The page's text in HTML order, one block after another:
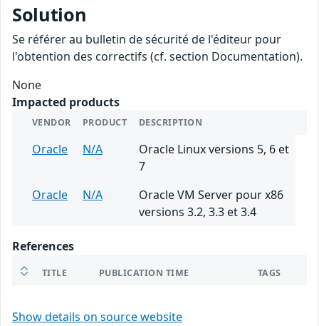
Solution
Se référer au bulletin de sécurité de l'éditeur pour
l'obtention des correctifs (cf. section Documentation).
None
Impacted products
VENDOR PRODUCT DESCRIPTION
Oracle N/A
Oracle Linux versions 5, 6 et
7
Oracle
N/A
Oracle VM Server pour x86
versions 3.2, 3.3 et 3.4
References
TITLE PUBLICATION TIME TAGS
Show details on source website